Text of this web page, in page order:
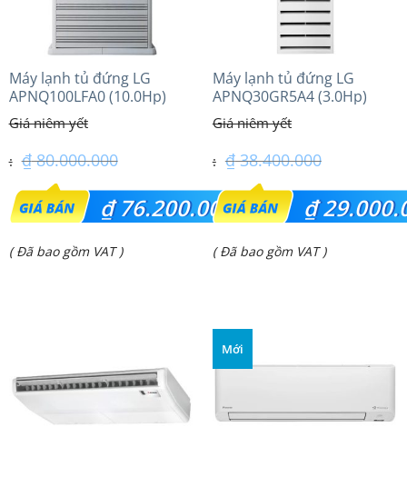
Máy lạnh tủ đứng LG
APNQ100LFA0 (10.0Hp)
₫80.000.000
Giá
gốc
là:
₫76.200.000
Giá
₫ 76.200.000.
( Đã bao gồm VAT )
Máy lạnh tủ đứng LG
APNQ30GR5A4 (3.0Hp)
Inverter
₫38.400.000
Giá
gốc
là:
₫
Giá
₫ 29.000.000.
( Đã bao gồm VAT )
Mới